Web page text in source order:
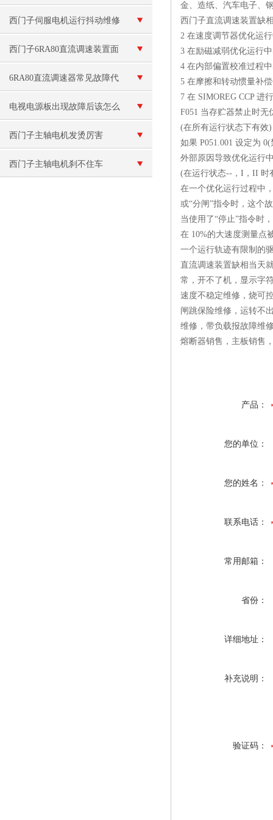
F013故障维修
西门子伺服电机运行抖动维修
西门子6RA80直流调速装置面
板无显示（当天修理好）
6RA80直流调速器常见故障代
码排查，新手也能快速解决
电视电源板出现故障后该怎么
维修呢？
西门子主轴电机发烫厉害
西门子主轴电机刹不住车
金、造纸、汽车电子、
西门子直流调速装置缺
2 在速度调节器优化运
3 在励磁减弱优化运行
4 在内部偏置校准过程
5 在摩擦和转动惯量补
7 在 SIMOREG CCP 进
F051 当存贮器禁止时无
(在所有运行状态下有效
如果 P051.001 设定为
外部原因导致优化运行
(在运行状态--，I，II 时
在一个优化运行过程中
或“分闸”指令时，这个
当使用了“停止”指令时
在 10%的大速度测量点
一个运行轨迹有限制的
直流调速装置缺相当天
常，开不了机，显示字
速度不稳定维修，烧可
闸跳保险维修，运转不
维修，带负载报故障维
熔断器销售，主板销售
产品：
您的单位：
您的姓名：
联系电话：
常用邮箱：
省份：
详细地址：
补充说明：
验证码：